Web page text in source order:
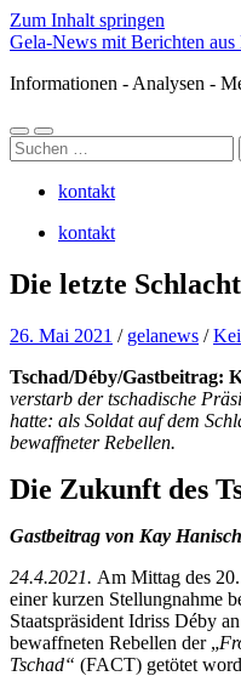
Zum Inhalt springen
Gela-News mit Berichten aus
Informationen - Analysen -
Mobile-
Menü
Suchfeld
ein-/ausblenden
Suchen
nach:
kontakt
kontakt
Die letzte
26. Mai 2021 / gelanews /
Tschad/Déby/Gastbeitrag:
verstarb der tschadische
hatte: als Soldat auf dem
bewaffneter Rebellen.
Die Zukunft des
Gastbeitrag von Kay
24.4.2021. Am Mittag des
einer kurzen Stellungnahme
Staatspräsident Idriss Déby
bewaffneten Rebellen der „
Tschad“ (FACT) getötet